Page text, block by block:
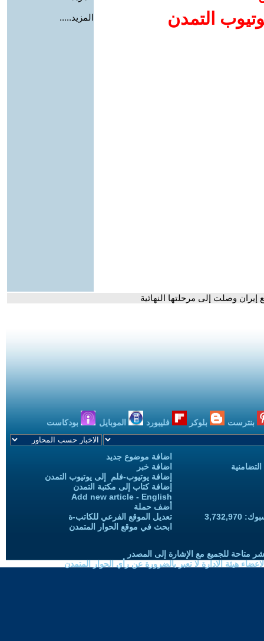
التمدن
المزيد.....
وصلت إلى مرحلتها النهائية
بنترست بلوكر فليبورد الموبايل بودكاست
اضافة موضوع جديد
اضافة خبر
إضافة يوتيوب-فلم إلى يوتيوب التمدن
إضافة كتاب إلى مكتبة التمدن
Add new article - English
أضف حملة
تعديل الموقع الفرعي للكاتب-ة
ابحث في موقع الحوار المتمدن
متاحة للجميع مع الإشارة إلى المصدر
هيئة الادارة لا تعبر بالضرورة عن رأي الحوار المتمدن